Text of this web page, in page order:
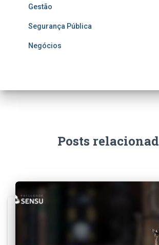
Gestão
Segurança Pública
Negócios
Posts